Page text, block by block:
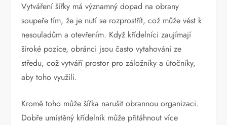
Vytváření šířky má významný dopad na obrany
soupeře tím, že je nutí se rozprostřít, což může vést k
nesouladům a otevřením. Když křídelníci zaujímají
široké pozice, obránci jsou často vytahováni ze
středu, což vytváří prostor pro záložníky a útočníky,
aby toho využili.
Kromě toho může šířka narušit obrannou organizaci.
Dobře umístěný křídelník může přitáhnout více